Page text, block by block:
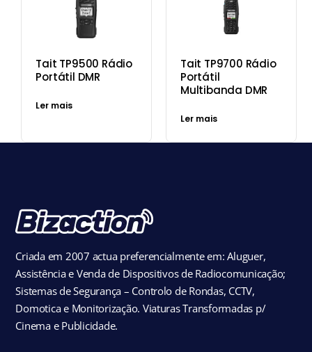
Tait TP9500 Rádio
Portátil DMR
Ler mais
Tait TP9700 Rádio
Portátil
Multibanda DMR
Ler mais
Criada em 2007 actua preferencialmente em: Aluguer,
Assistência e Venda de Dispositivos de Radiocomunicação;
Sistemas de Segurança – Controlo de Rondas, CCTV,
Domotica e Monitorização. Viaturas Transformadas p/
Cinema e Publicidade.